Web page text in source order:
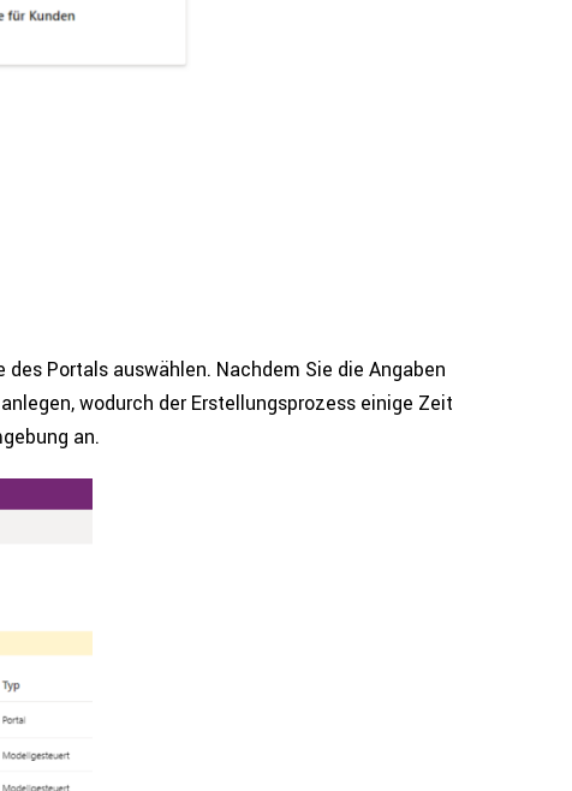
Portals auswählen. Nachdem Sie die Angaben
wodurch der Erstel­lungs­pro­zess einige Zeit
an.